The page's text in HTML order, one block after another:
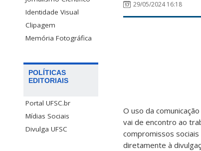
Identidade Visual
Clipagem
Memória Fotográfica
POLÍTICAS
EDITORIAIS
Portal UFSC.br
Mídias Sociais
Divulga UFSC
29/05/2024 16:18
O uso da
vai de encontro ao
compromissos sociais
diretamente à